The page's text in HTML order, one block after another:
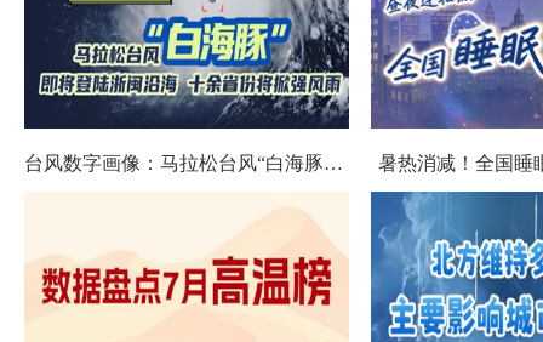
台风数字画像：马拉松台风“白海豚”将影响十余省份 暑热消减！全国睡